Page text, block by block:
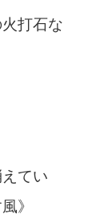
打石な
てい
》